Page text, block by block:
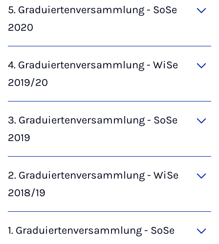
5. Graduiertenversammlung - SoSe
2020
4. Graduiertenversammlung - WiSe
2019/20
3. Graduiertenversammlung - SoSe
2019
2. Graduiertenversammlung - WiSe
2018/19
1. Graduiertenversammlung - SoSe